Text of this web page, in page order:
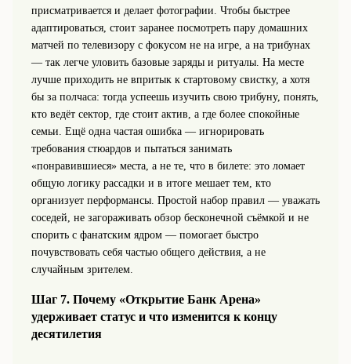
присматривается и делает фотографии. Чтобы быстрее
адаптироваться, стоит заранее посмотреть пару домашних
матчей по телевизору с фокусом не на игре, а на трибунах
— так легче уловить базовые заряды и ритуалы. На месте
лучше приходить не впритык к стартовому свистку, а хотя
бы за полчаса: тогда успеешь изучить свою трибуну, понять,
кто ведёт сектор, где стоит актив, а где более спокойные
семьи. Ещё одна частая ошибка — игнорировать
требования стюардов и пытаться занимать
«понравившиеся» места, а не те, что в билете: это ломает
общую логику рассадки и в итоге мешает тем, кто
организует перформансы. Простой набор правил — уважать
соседей, не загораживать обзор бесконечной съёмкой и не
спорить с фанатским ядром — помогает быстро
почувствовать себя частью общего действия, а не
случайным зрителем.
Шаг 7. Почему «Открытие Банк Арена»
удерживает статус и что изменится к концу
десятилетия